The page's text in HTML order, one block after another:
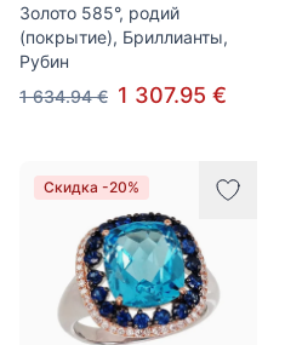
Золото 585°, родий
(покрытие), Бриллианты,
Рубин
1 634.94 € 1 307.95 €
Скидка -20%